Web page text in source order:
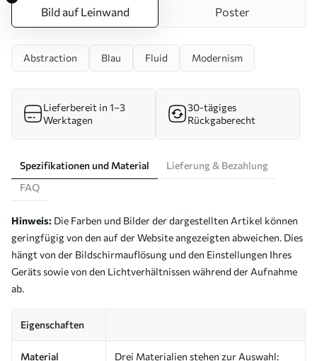
Bild auf Leinwand Poster
Abstraction Blau Fluid Modernism
Lieferbereit in 1–3
Werktagen
30-tägiges
Rückgaberecht
Spezifikationen und Material
Lieferung & Bezahlung
FAQ
Hinweis: Die Farben und Bilder der dargestellten Artikel können
geringfügig von den auf der Website angezeigten abweichen. Dies
hängt von der Bildschirmauflösung und den Einstellungen Ihres
Geräts sowie von den Lichtverhältnissen während der Aufnahme
ab.
Eigenschaften
Material
Drei Materialien stehen zur Auswahl: